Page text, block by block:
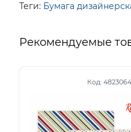
Теги: Бумага
Рекомендуемые
Код: